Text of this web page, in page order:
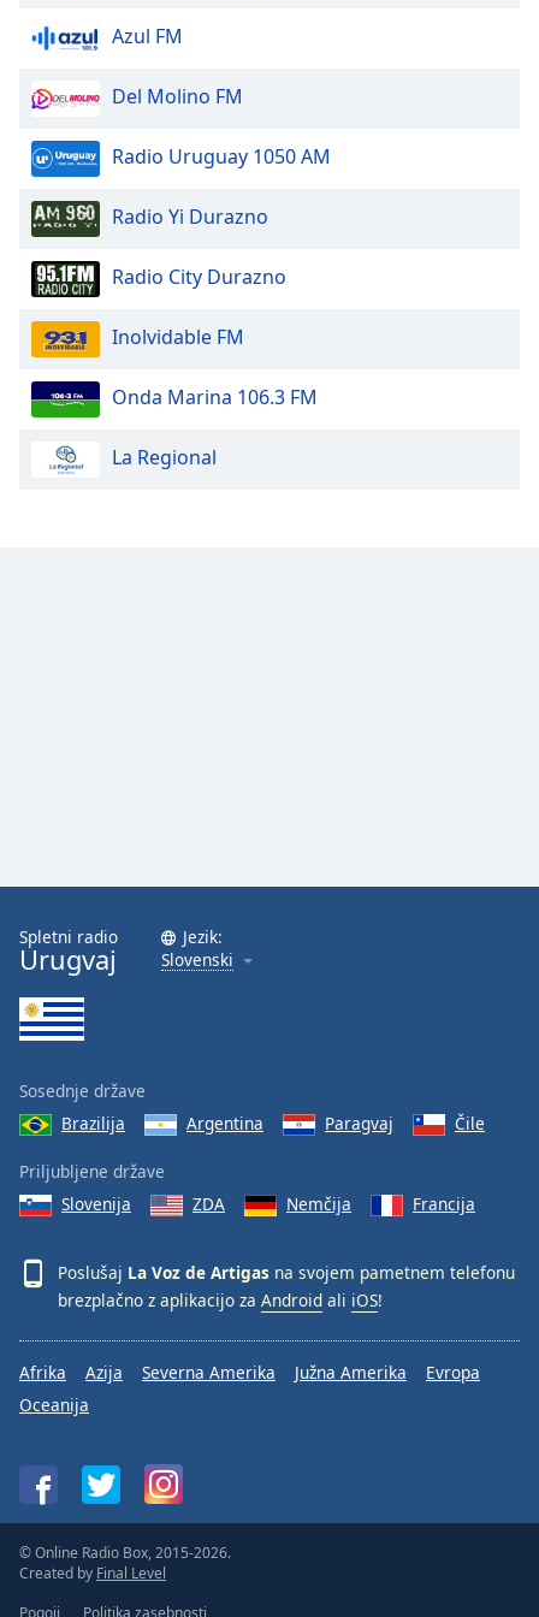
Azul FM
Del Molino FM
Radio Uruguay 1050 AM
Radio Yi Durazno
Radio City Durazno
Inolvidable FM
Onda Marina 106.3 FM
La Regional
Spletni radio
Urugvaj
Jezik:
Slovenski
Sosednje države
Brazilija
Argentina Paragvaj Čile
Priljubljene države
Slovenija
ZDA Nemčija Francija
Poslušaj La Voz de Artigas na svojem pametnem telefonu
brezplačno z aplikacijo za Android ali iOS!
Afrika Azija Severna Amerika Južna Amerika
Evropa
Oceanija
© Online Radio Box, 2015-2026.
Created by Final Level